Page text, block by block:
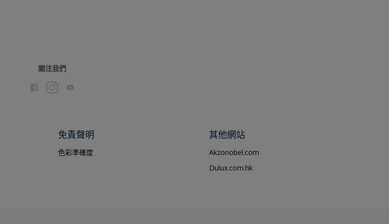
關注我們
免責聲明
色彩準確度
其他網站
Akzonobel.com
Dulux.com.hk